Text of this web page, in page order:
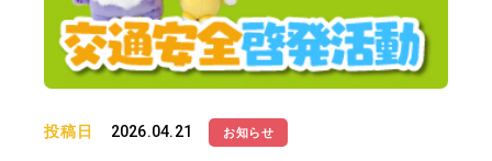
投稿日 2026.04.21 お知らせ